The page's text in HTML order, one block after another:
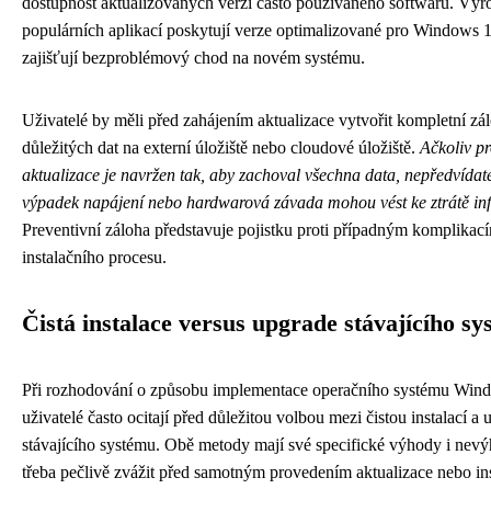
populárních aplikací poskytují verze optimalizované pro Windows
zajišťují bezproblémový chod na novém systému.
Uživatelé by měli před zahájením aktualizace vytvořit kompletní
důležitých dat na externí úložiště nebo cloudové úložiště. Ačkoliv
aktualizace je navržen tak, aby zachoval všechna data,
výpadek napájení nebo hardwarová závada mohou vést ke ztrátě
Preventivní záloha představuje pojistku proti případným
instalačního procesu.
Čistá instalace versus upgrade stávajícího
Při rozhodování o způsobu implementace operačního systému
uživatelé často ocitají před důležitou volbou mezi čistou instalací a
stávajícího systému. Obě metody mají své specifické výhody i
třeba pečlivě zvážit před samotným provedením aktualizace nebo